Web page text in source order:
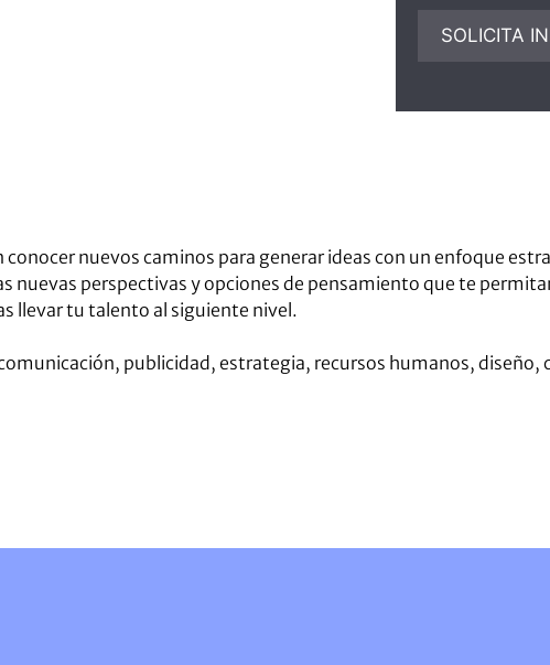
nuevos caminos para generar ideas con un enfoque
nuevas perspectivas y opciones de pensamiento que te
llevar tu talento al siguiente nivel.
publicidad, estrategia, recursos humanos,